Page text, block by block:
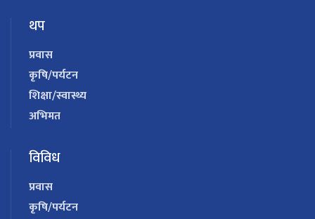
थप
प्रवास
कृषि/पर्यटन
शिक्षा/स्वास्थ्य
अभिमत
विविध
प्रवास
कृषि/पर्यटन